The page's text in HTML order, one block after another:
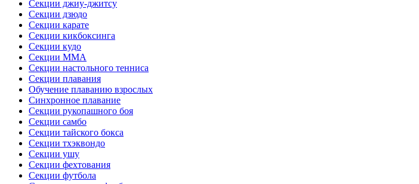
Секции джиу-джитсу
Секции дзюдо
Секции карате
Секции кикбоксинга
Секции кудо
Секции ММА
Секции настольного тенниса
Секции плавания
Обучение плаванию взрослых
Синхронное плавание
Секции рукопашного боя
Секции самбо
Секции тайского бокса
Секции тхэквондо
Секции ушу
Секции фехтования
Секции футбола